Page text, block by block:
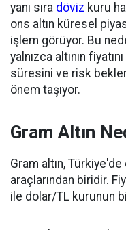
yanı sıra döviz kuru
ons altın küresel
işlem görüyor. Bu
yalnızca altının
süresini ve risk
önem taşıyor.
Gram Altın
Gram altın, Türkiye'de
araçlarından biridir.
ile dolar/TL kurunun